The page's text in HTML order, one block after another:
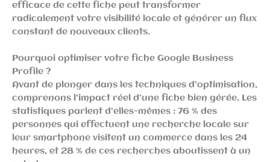
efficace de cette fiche peut transformer
radicalement votre visibilité locale et générer un flux
constant de nouveaux clients.
Pourquoi optimiser votre fiche Google Business
Profile ?
Avant de plonger dans les techniques d’optimisation,
comprenons l’impact réel d’une fiche bien gérée. Les
statistiques parlent d’elles-mêmes : 76 % des
personnes qui effectuent une recherche locale sur
leur smartphone visitent un commerce dans les 24
heures, et 28 % de ces recherches aboutissent à un